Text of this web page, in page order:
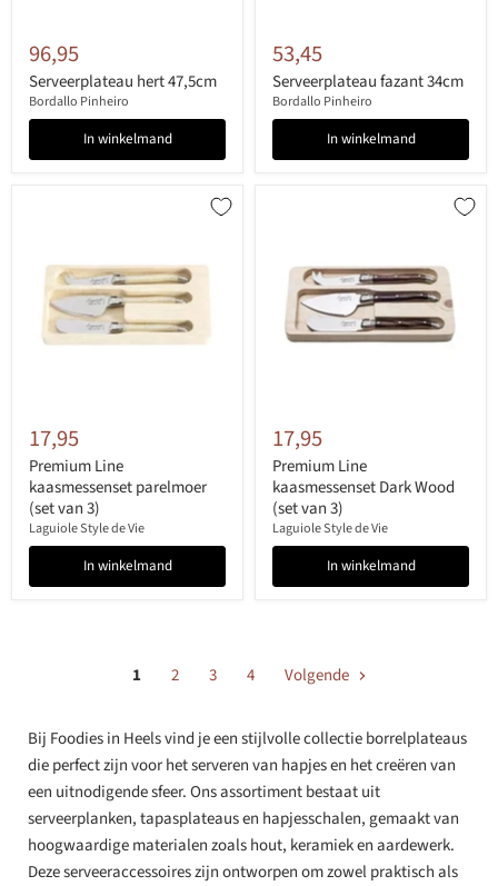
96,95
Serveerplateau hert 47,5cm
Bordallo Pinheiro
In winkelmand
53,45
Serveerplateau fazant 34cm
Bordallo Pinheiro
In winkelmand
17,95
Premium Line
kaasmessenset parelmoer
(set van 3)
Laguiole Style de Vie
In winkelmand
17,95
Premium Line
kaasmessenset Dark Wood
(set van 3)
Laguiole Style de Vie
In winkelmand
1 2 3 4 Volgende
Bij Foodies in Heels vind je een stijlvolle collectie borrelplateaus
die perfect zijn voor het serveren van hapjes en het creëren van
een uitnodigende sfeer. Ons assortiment bestaat uit
serveerplanken, tapasplateaus en hapjesschalen, gemaakt van
hoogwaardige materialen zoals hout, keramiek en aardewerk.
Deze serveeraccessoires zijn ontworpen om zowel praktisch als